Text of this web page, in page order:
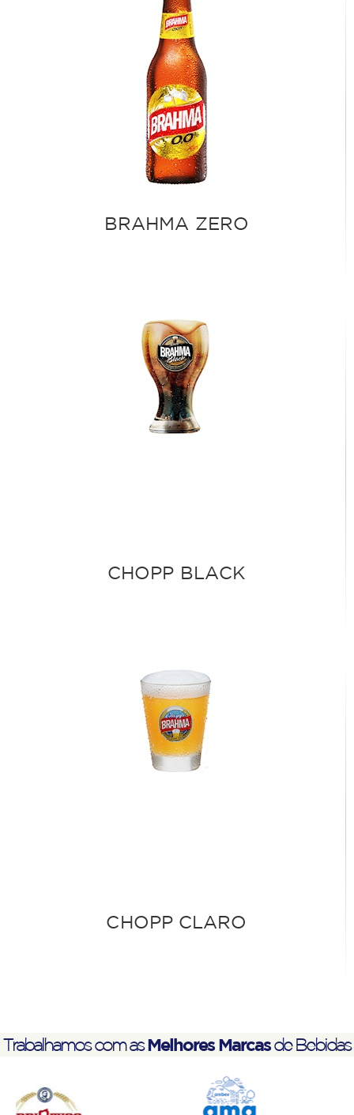
BRAHMA ZERO
CHOPP BLACK
CHOPP CLARO
Trabalhamos com asMelhores Marcasde Bebidas